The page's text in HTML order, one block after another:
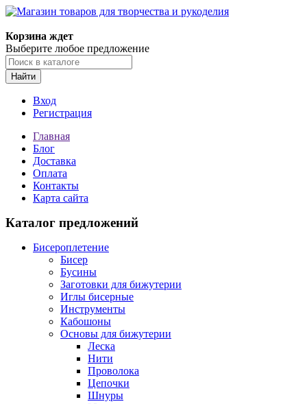
Корзина ждет
Выберите любое предложение
Найти
Вход
Регистрация
Главная
Блог
Доставка
Оплата
Контакты
Карта сайта
Каталог предложений
Бисероплетение
Бисер
Бусины
Заготовки для бижутерии
Иглы бисерные
Инструменты
Кабошоны
Основы для бижутерии
Леска
Нити
Проволока
Цепочки
Шнуры